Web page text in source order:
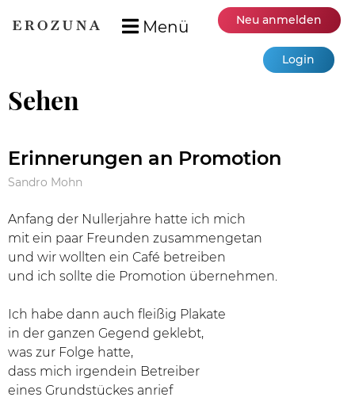
Menü Neu anmelden
Login
Sehen
Erinnerungen an Promotion
Sandro Mohn
Anfang der Nullerjahre hatte ich mich
mit ein paar Freunden zusammengetan
und wir wollten ein Café betreiben
und ich sollte die Promotion übernehmen.
Ich habe dann auch fleißig Plakate
in der ganzen Gegend geklebt,
was zur Folge hatte,
dass mich irgendein Betreiber
eines Grundstückes anrief